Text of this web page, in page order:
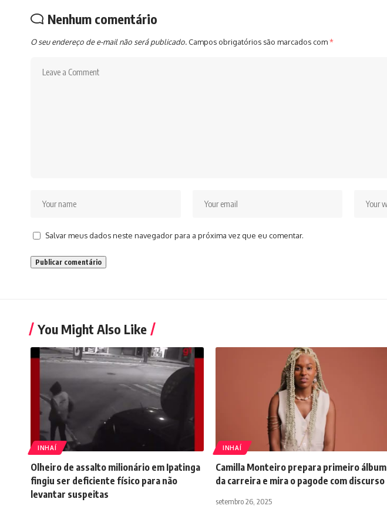
Nenhum comentário
O seu endereço de e-mail não será publicado. Campos obrigatórios são marcados com*
Salvar meus dados neste navegador para a próxima vez que eu comentar.
You Might Also Like
INHAÍ
Olheiro de assalto milionário em Ipatinga
fingiu ser deficiente físico para não
levantar suspeitas
INHAÍ
Camilla Monteiro prepara primeiro álbum
da carreira e mira o pagode com discurso
setembro 26, 2025